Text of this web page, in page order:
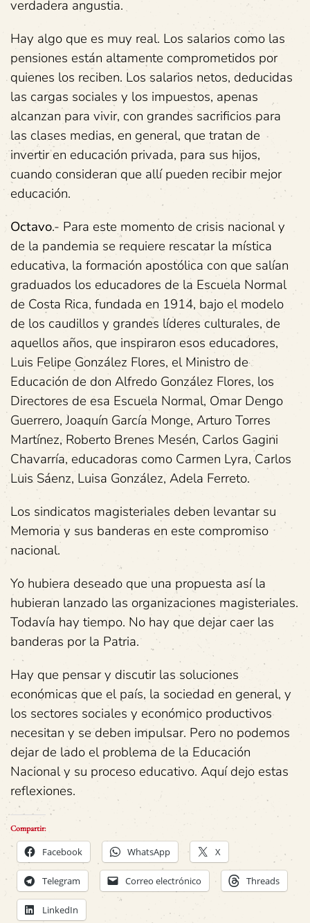
verdadera angustia.
Hay algo que es muy real. Los salarios como las
pensiones están altamente comprometidos por
quienes los reciben. Los salarios netos, deducidas
las cargas sociales y los impuestos, apenas
alcanzan para vivir, con grandes sacrificios para
las clases medias, en general, que tratan de
invertir en educación privada, para sus hijos,
cuando consideran que allí pueden recibir mejor
educación.
Octavo.- Para este momento de crisis nacional y
de la pandemia se requiere rescatar la mística
educativa, la formación apostólica con que salían
graduados los educadores de la Escuela Normal
de Costa Rica, fundada en 1914, bajo el modelo
de los caudillos y grandes líderes culturales, de
aquellos años, que inspiraron esos educadores,
Luis Felipe González Flores, el Ministro de
Educación de don Alfredo González Flores, los
Directores de esa Escuela Normal, Omar Dengo
Guerrero, Joaquín García Monge, Arturo Torres
Martínez, Roberto Brenes Mesén, Carlos Gagini
Chavarría, educadoras como Carmen Lyra, Carlos
Luis Sáenz, Luisa González, Adela Ferreto.
Los sindicatos magisteriales deben levantar su
Memoria y sus banderas en este compromiso
nacional.
Yo hubiera deseado que una propuesta así la
hubieran lanzado las organizaciones magisteriales.
Todavía hay tiempo. No hay que dejar caer las
banderas por la Patria.
Hay que pensar y discutir las soluciones
económicas que el país, la sociedad en general, y
los sectores sociales y económico productivos
necesitan y se deben impulsar. Pero no podemos
dejar de lado el problema de la Educación
Nacional y su proceso educativo. Aquí dejo estas
reflexiones.
Compartir:
Facebook WhatsApp X
Telegram Correo electrónico Threads
LinkedIn